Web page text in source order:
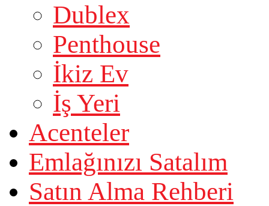
Dublex
Penthouse
İkiz Ev
İş Yeri
Acenteler
Emlağınızı Satalım
Satın Alma Rehberi